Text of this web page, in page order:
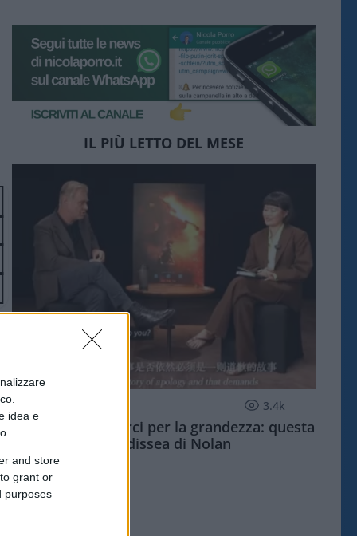
idea e
and store
grant or
purposes
IL PIÙ LETTO DEL MESE
CULTURA 3.4k
Dobbiamo scusarci per la grandezza: questa
è l'Odissea di Nolan